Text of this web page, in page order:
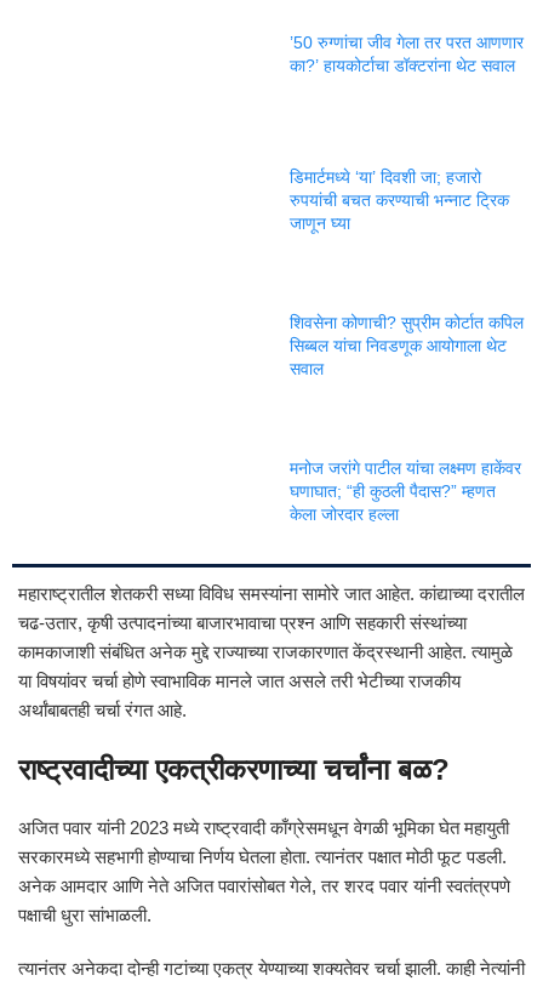
’50 रुग्णांचा जीव गेला तर परत आणणार
का?’ हायकोर्टाचा डॉक्टरांना थेट सवाल
डिमार्टमध्ये ‘या’ दिवशी जा; हजारो
रुपयांची बचत करण्याची भन्नाट ट्रिक
जाणून घ्या
शिवसेना कोणाची? सुप्रीम कोर्टात कपिल
सिब्बल यांचा निवडणूक आयोगाला थेट
सवाल
मनोज जरांगे पाटील यांचा लक्ष्मण हाकेंवर
घणाघात; “ही कुठली पैदास?” म्हणत
केला जोरदार हल्ला
महाराष्ट्रातील शेतकरी सध्या विविध समस्यांना सामोरे जात आहेत. कांद्याच्या दरातील
चढ-उतार, कृषी उत्पादनांच्या बाजारभावाचा प्रश्न आणि सहकारी संस्थांच्या
कामकाजाशी संबंधित अनेक मुद्दे राज्याच्या राजकारणात केंद्रस्थानी आहेत. त्यामुळे
या विषयांवर चर्चा होणे स्वाभाविक मानले जात असले तरी भेटीच्या राजकीय
अर्थांबाबतही चर्चा रंगत आहे.
राष्ट्रवादीच्या एकत्रीकरणाच्या चर्चांना बळ?
अजित पवार यांनी 2023 मध्ये राष्ट्रवादी काँग्रेसमधून वेगळी भूमिका घेत महायुती
सरकारमध्ये सहभागी होण्याचा निर्णय घेतला होता. त्यानंतर पक्षात मोठी फूट पडली.
अनेक आमदार आणि नेते अजित पवारांसोबत गेले, तर शरद पवार यांनी स्वतंत्रपणे
पक्षाची धुरा सांभाळली.
त्यानंतर अनेकदा दोन्ही गटांच्या एकत्र येण्याच्या शक्यतेवर चर्चा झाली. काही नेत्यांनी